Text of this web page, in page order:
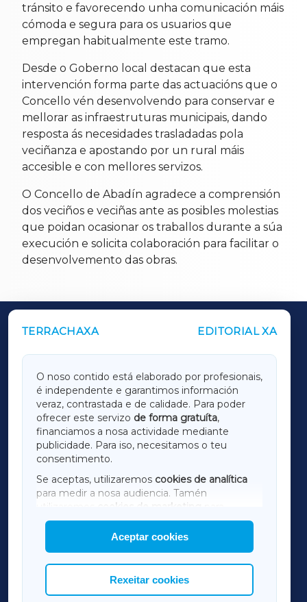
tránsito e favorecendo unha comunicación máis
cómoda e segura para os usuarios que
empregan habitualmente este tramo.
Desde o Goberno local destacan que esta
intervención forma parte das actuacións que o
Concello vén desenvolvendo para conservar e
mellorar as infraestruturas municipais, dando
resposta ás necesidades trasladadas pola
veciñanza e apostando por un rural máis
accesible e con mellores servizos.
O Concello de Abadín agradece a comprensión
dos veciños e veciñas ante as posibles molestias
que poidan ocasionar os traballos durante a súa
execución e solicita colaboración para facilitar o
desenvolvemento das obras.
TERRACHAXA EDITORIAL XA
O noso contido está elaborado por profesionais,
é independente e garantimos información
veraz, contrastada e de calidade. Para poder
ofrecer este servizo de forma gratuíta,
financiamos a nosa actividade mediante
publicidade. Para iso, necesitamos o teu
consentimento.
Se aceptas, utilizaremos cookies de analítica
para medir a nosa audiencia. Tamén
utilizaremos
cookies de marketing
mostrar publicidade de terceiros.
Así mesmo, podes personalizar a elección das
cookies que desexas permitir.
Aceptar cookies
Rexeitar cookies
OUTROS PERIÓDICOS
LUGOXA
TERRACHAXA
AMARIÑAXA
RIBEIRASACRAXA
ACORUÑAXA